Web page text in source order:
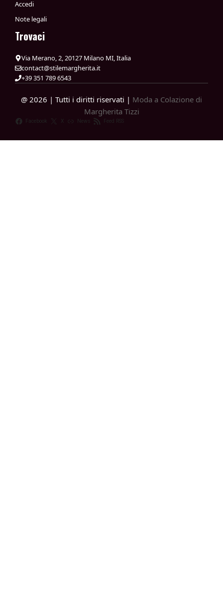
Accedi
Note legali
Trovaci
Via Merano, 2, 20127 Milano MI, Italia
contact@stilemargherita.it
+39 351 789 6543
@ 2026 | Tutti i diritti riservati | Moda a Colazione di
Margherita Tizzi
Facebook X News Feed RSS